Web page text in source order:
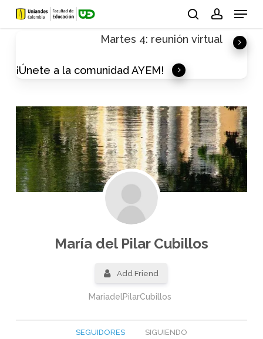
Skip
Menu
Martes 4: reunión virtual
¡Únete a la comunidad AYEM!
María del Pilar Cubillos
Add Friend
MariadelPilarCubillos
SEGUIDORES SIGUIENDO